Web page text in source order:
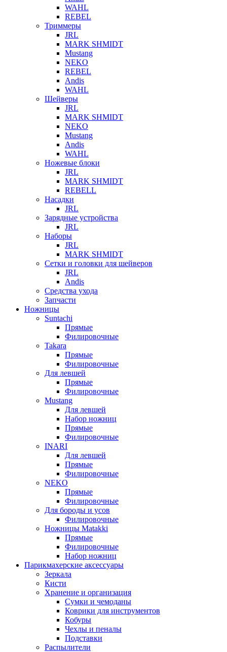
WAHL
REBEL
Триммеры
JRL
MARK SHMIDT
Mustang
NEKO
REBEL
Andis
WAHL
Шейверы
JRL
MARK SHMIDT
NEKO
Mustang
Andis
WAHL
Ножевые блоки
JRL
MARK SHMIDT
REBELL
Насадки
JRL
Зарядные устройства
JRL
Наборы
JRL
MARK SHMIDT
Сетки и головки для шейверов
JRL
Andis
Средства ухода
Запчасти
Ножницы
Suntachi
Прямые
Филировочные
Takara
Прямые
Филировочные
Для левшей
Прямые
Филировочные
Mustang
Для левшей
Набор ножниц
Прямые
Филировочные
INARI
Для левшей
Прямые
Филировочные
NEKO
Прямые
Филировочные
Для бороды и усов
Филировочные
Ножницы Matakki
Прямые
Филировочные
Набор ножниц
Парикмахерские аксессуары
Зеркала
Кисти
Хранение и организация
Сумки и чемоданы
Коврики для инструментов
Кобуры
Чехлы и пеналы
Подставки
Распылители